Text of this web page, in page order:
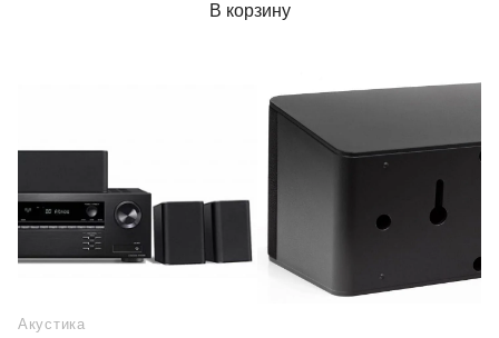
В корзину
Акустика